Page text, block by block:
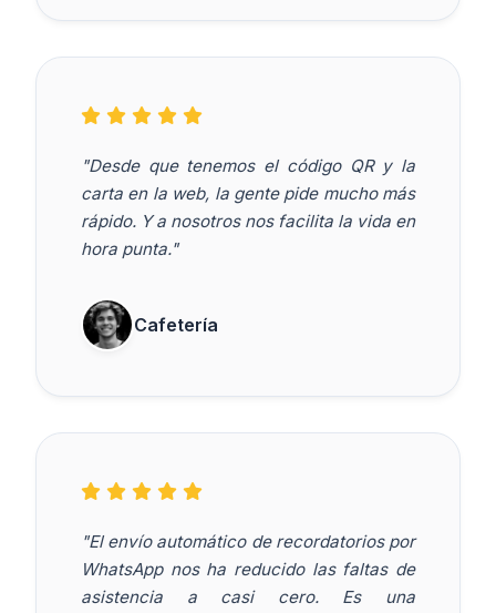
"Desde que tenemos el código QR y la
carta en la web, la gente pide mucho más
rápido. Y a nosotros nos facilita la vida en
hora punta."
Cafetería
"El envío automático de recordatorios por
WhatsApp nos ha reducido las faltas de
asistencia a casi cero. Es una